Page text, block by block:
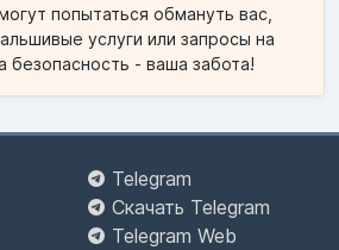
попытаться обмануть вас,
услуги или запросы на
безопасность - ваша забота!
Telegram
Скачать Telegram
Telegram Web